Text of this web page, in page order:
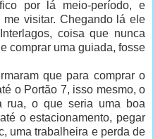
por lá meio-período, e
visitar. Chegando lá ele
coisa que nunca
comprar uma guiada, fosse
que para comprar o
o Portão 7, isso mesmo, o
rua, o que seria uma boa
o estacionamento, pegar
uma trabalheira e perda de